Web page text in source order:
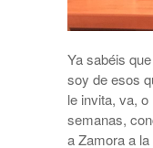
Ya sabéis
soy de esos
le invita, va,
semanas,
a Zamora a